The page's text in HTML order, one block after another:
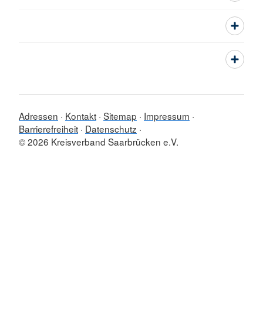
Adressen Kontakt Sitemap
Impressum
Barrierefreiheit Datenschutz
© 2026 Kreisverband Saarbrücken e.V.